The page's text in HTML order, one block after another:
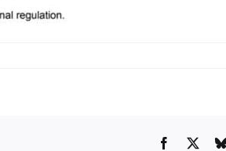
Facebook
X